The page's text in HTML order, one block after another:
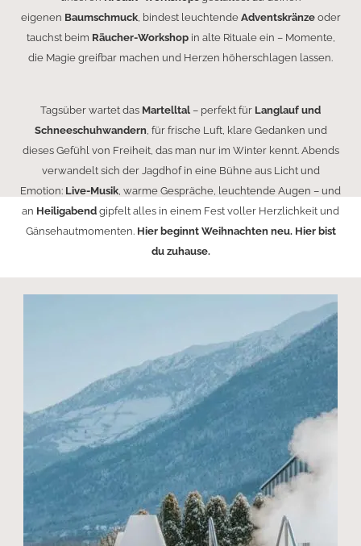
eigenen Baumschmuck, bindest leuchtende Adventskränzeoder
tauchst beim Räucher-Workshopin alte Rituale ein – Momente,
die Magie greifbar machen und Herzen höherschlagen lassen.
Tagsüber wartet das Martelltal – perfekt für Langlauf und
Schneeschuhwandern, für frische Luft, klare Gedanken und
dieses Gefühl von Freiheit, das man nur im Winter kennt. Abends
verwandelt sich der Jagdhof in eine Bühne aus Licht und
Emotion: Live-Musik, warme Gespräche, leuchtende Augen – und
an Heiligabend gipfelt alles in einem Fest voller Herzlichkeit und
Gänsehautmomenten. Hier beginnt Weihnachten neu. Hier bist
du zuhause.